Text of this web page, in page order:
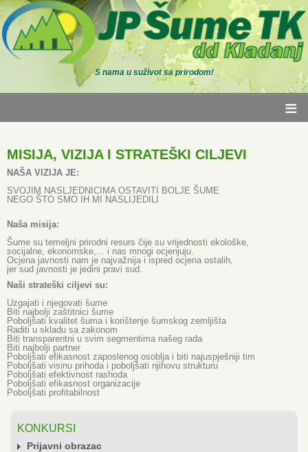
S nama u suživot sa prirodom!
≡
MISIJA, VIZIJA I STRATEŠKI CILJEVI
NAŠA VIZIJA JE:
SVOJIM NASLJEDNICIMA OSTAVITI BOLJE ŠUME
NEGO ŠTO SMO IH MI NASLIJEDILI
Naša misija:
Šume su temeljni prirodni resurs čije su vrijednosti ekološke,
socijalne, ekonomske,... i nas mnogi ocjenjuju.
Ocjena javnosti nam je najvažnija i ispred ocjena ostalih,
jer sud javnosti je jedini pravi sud.
Naši strateški ciljevi su:
Uzgajati i njegovati šume
Biti najbolji zaštitnici šume
Poboljšati kvalitet šuma i korištenje šumskog zemljišta
Raditi u skladu sa zakonom
Biti transparentni u svim segmentima našeg rada
Biti najbolji partner
Poboljšati efikasnost zaposlenog osoblja i biti najuspješniji tim
Poboljšati visinu prihoda i poboljšati njihovu strukturu
Poboljšati efektivnost rashoda
Poboljšati efikasnost organizacije
Poboljšati profitabilnost
KONKURSI
Prijavni obrazac